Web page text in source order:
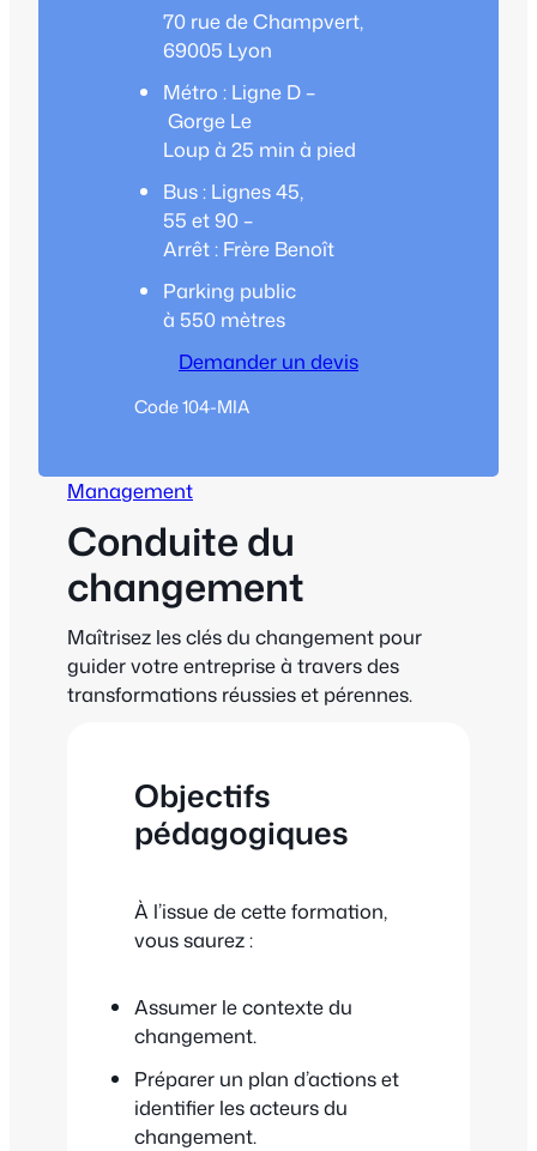
Management
Conduite du
changement
Maîtrisez les clés du changement pour
guider votre entreprise à travers des
transformations réussies et pérennes.
Objectifs
pédagogiques
À l’issue de cette formation,
vous saurez :
Assumer le contexte du
changement.
Préparer un plan d’actions et
identifier les acteurs du
changement.
70 rue de Champvert,
69005 Lyon
Métro : Ligne D –
Gorge Le
Loup à 25 min à pied
Bus : Lignes 45,
55 et 90 –
Arrêt : Frère Benoît
Parking public
à 550 mètres
Demander un devis
Code 104-MIA